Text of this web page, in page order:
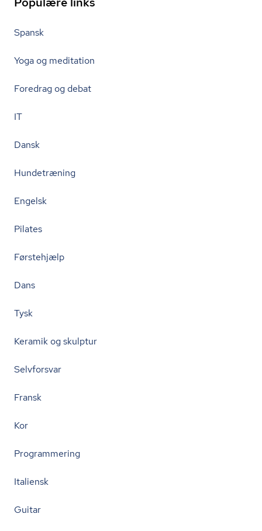
Spansk
Yoga og meditation
Foredrag og debat
IT
Dansk
Hundetræning
Engelsk
Pilates
Førstehjælp
Dans
Tysk
Keramik og skulptur
Selvforsvar
Fransk
Kor
Programmering
Italiensk
Guitar